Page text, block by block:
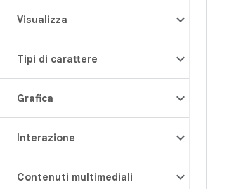
Visualizza
Tipi di carattere
Grafica
Interazione
Contenuti multimediali